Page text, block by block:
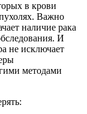
в крови
Важно
наличие рака
И
не исключает
методами